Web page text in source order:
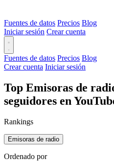
Fuentes de datos Precios Blog
Iniciar sesión Crear cuenta
Fuentes de datos Precios Blog
Crear cuenta Iniciar sesión
Top Emisoras de
seguidores en
Rankings
Emisoras de radio
Ordenado por